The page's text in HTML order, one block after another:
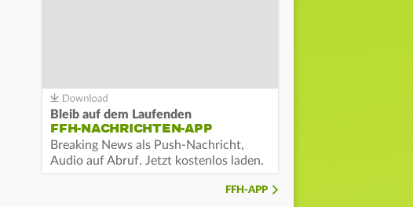
Bleib auf dem Laufenden
FFH-NACHRICHTEN-APP
Breaking News als Push-Nachricht,
Audio auf Abruf. Jetzt kostenlos laden.
FFH-APP